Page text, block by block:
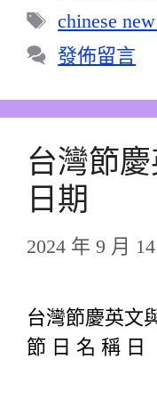
類
標
籤
chinese
發佈留言
台灣節
日期
2024 年 9 月 14
台灣節慶英文
節 日 名